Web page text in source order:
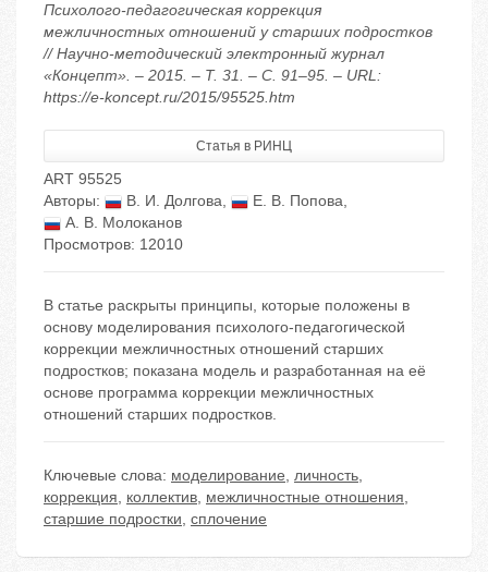
Психолого-педагогическая коррекция
межличностных отношений у старших подростков
// Научно-методический электронный журнал
«Концепт». – 2015. – Т. 31. – С. 91–95. – URL:
https://e-koncept.ru/2015/95525.htm
Статья в РИНЦ
ART 95525
Авторы:
В. И. Долгова, Е. В. Попова,
А. В. Молоканов
Просмотров: 12010
В статье раскрыты принципы, которые положены в
основу моделирования психолого-педагогической
коррекции межличностных отношений старших
подростков; показана модель и разработанная на её
основе программа коррекции межличностных
отношений старших подростков.
Ключевые слова: моделирование, личность,
коррекция, коллектив, межличностные отношения,
старшие подростки, сплочение